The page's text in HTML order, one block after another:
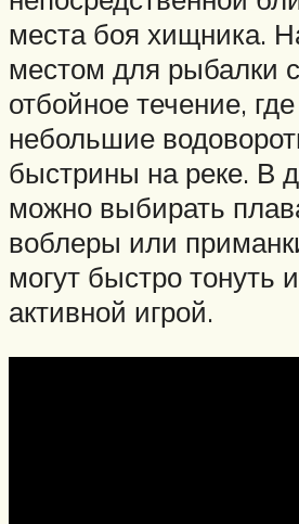
места боя хищника.
местом для рыбалки
отбойное течение,
небольшие
быстрины на реке. В
можно выбирать
воблеры или
могут быстро тонуть
активной игрой.